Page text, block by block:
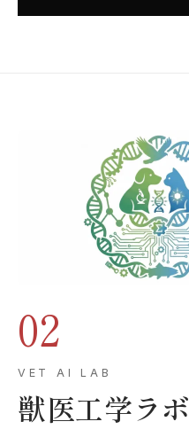
02
VET AI LAB
獣医工学ラボ